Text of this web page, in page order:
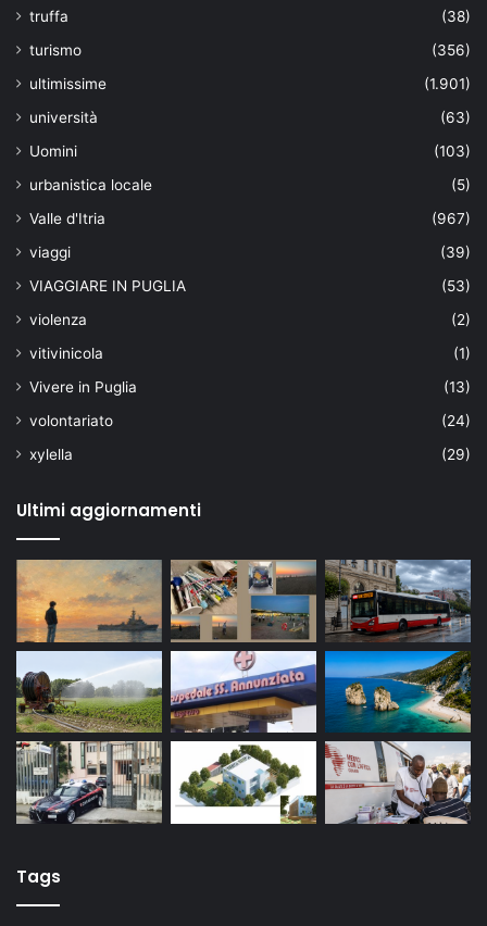
truffa
(38)
turismo
(356)
ultimissime
(1.901)
università
(63)
Uomini
(103)
urbanistica locale
(5)
Valle d'Itria
(967)
viaggi
(39)
VIAGGIARE IN PUGLIA
(53)
violenza
(2)
vitivinicola
(1)
Vivere in Puglia
(13)
volontariato
(24)
xylella
(29)
Ultimi aggiornamenti
Tags